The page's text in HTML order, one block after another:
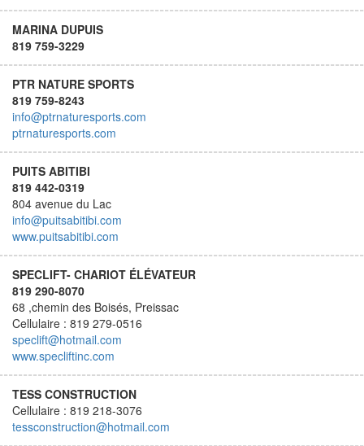
MARINA DUPUIS
819 759-3229
PTR NATURE SPORTS
819 759-8243
info@ptrnaturesports.com
ptrnaturesports.com
PUITS ABITIBI
819 442-0319
804 avenue du Lac
info@puitsabitibi.com
www.puitsabitibi.com
SPECLIFT- CHARIOT ÉLÉVATEUR
819 290-8070
68 ,chemin des Boisés, Preissac
Cellulaire : 819 279-0516
speclift@hotmail.com
www.specliftinc.com
TESS CONSTRUCTION
Cellulaire : 819 218-3076
tessconstruction@hotmail.com